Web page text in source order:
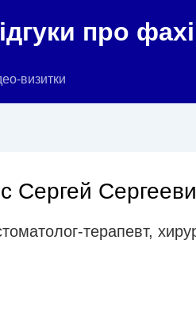
про
визитки
Сергей
терапевт,